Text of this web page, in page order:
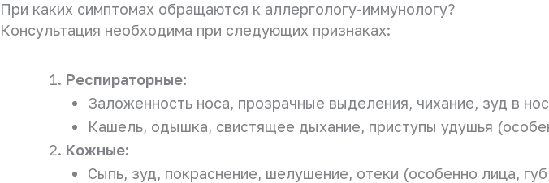
При каких симптомах обращаются к аллергологу-иммунологу?
Консультация необходима при следующих признаках:
Респираторные:
Заложенность носа, прозрачные выделения, чихание, зуд в
Кашель, одышка, свистящее дыхание, приступы удушья
Кожные:
Сыпь, зуд, покраснение, шелушение, отеки (особенно лица,